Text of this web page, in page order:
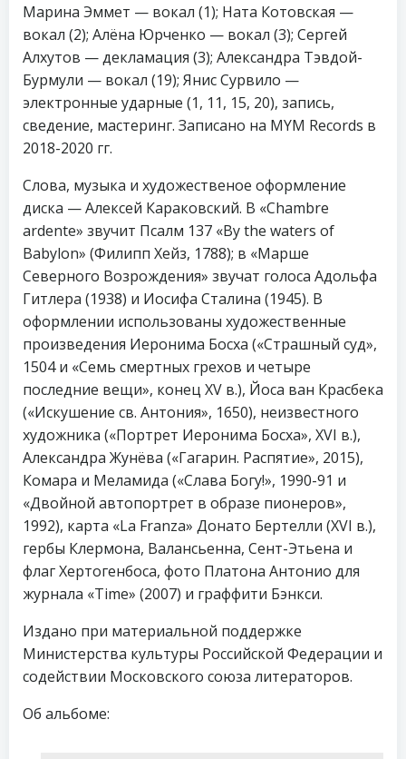
Марина Эммет — вокал (1); Ната Котовская —
вокал (2); Алёна Юрченко — вокал (3); Сергей
Алхутов — декламация (3); Александра Тэвдой-
Бурмули — вокал (19); Янис Сурвило —
электронные ударные (1, 11, 15, 20), запись,
сведение, мастеринг. Записано на MYM Records в
2018-2020 гг.
Слова, музыка и художественое оформление
диска — Алексей Караковский. В «Chambre
ardente» звучит Псалм 137 «By the waters of
Babylon» (Филипп Хейз, 1788); в «Марше
Северного Возрождения» звучат голоса Адольфа
Гитлера (1938) и Иосифа Сталина (1945). В
оформлении использованы художественные
произведения Иеронима Босха («Страшный суд»,
1504 и «Семь смертных грехов и четыре
последние вещи», конец XV в.), Йоса ван Красбека
(«Искушение св. Антония», 1650), неизвестного
художника («Портрет Иеронима Босха», XVI в.),
Александра Жунёва («Гагарин. Распятие», 2015),
Комара и Меламида («Слава Богу!», 1990-91 и
«Двойной автопортрет в образе пионеров»,
1992), карта «La Franza» Донато Бертелли (XVI в.),
гербы Клермона, Валансьенна, Сент-Этьена и
флаг Хертогенбоса, фото Платона Антонио для
журнала «Time» (2007) и граффити Бэнкси.
Издано при материальной поддержке
Министерства культуры Российской Федерации и
содействии Московского союза литераторов.
Об альбоме: